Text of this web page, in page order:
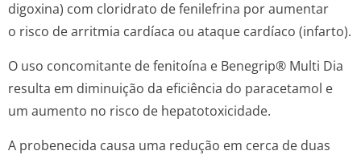
digoxina) com cloridrato de fenilefrina por aumentar
o risco de arritmia cardíaca ou ataque cardíaco (infarto).
O uso concomitante de fenitoína e Benegrip® Multi Dia
resulta em diminuição da eficiência do paracetamol e
um aumento no risco de hepatotoxicidade.
A probenecida causa uma redução em cerca de duas